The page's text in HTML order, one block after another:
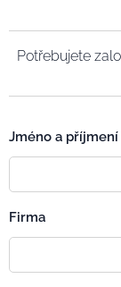
Potřebujete
Jméno a příjmení
Firma